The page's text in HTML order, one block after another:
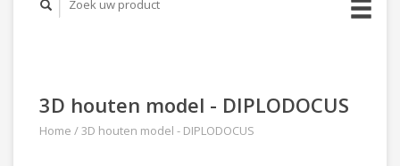
3D houten model - DIPLODOCUS
Home /3D houten model - DIPLODOCUS